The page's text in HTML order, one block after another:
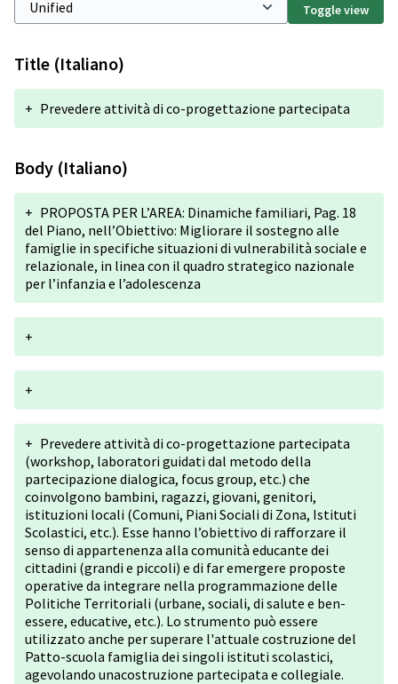
Toggle view
Title (Italiano)
+ Prevedere attività di co-progettazione partecipata
Body (Italiano)
+ PROPOSTA PER L’AREA: Dinamiche familiari, Pag. 18
del Piano, nell’Obiettivo: Migliorare il sostegno alle
famiglie in specifiche situazioni di vulnerabilità sociale e
relazionale, in linea con il quadro strategico nazionale
per l’infanzia e l’adolescenza
+
+
+ Prevedere attività di co-progettazione partecipata
(workshop, laboratori guidati dal metodo della
partecipazione dialogica, focus group, etc.) che
coinvolgono bambini, ragazzi, giovani, genitori,
istituzioni locali (Comuni, Piani Sociali di Zona, Istituti
Scolastici, etc.). Esse hanno l’obiettivo di rafforzare il
senso di appartenenza alla comunità educante dei
cittadini (grandi e piccoli) e di far emergere proposte
operative da integrare nella programmazione delle
Politiche Territoriali (urbane, sociali, di salute e ben-
essere, educative, etc.). Lo strumento può essere
utilizzato anche per superare l'attuale costruzione del
Patto-scuola famiglia dei singoli istituti scolastici,
agevolando unacostruzione partecipata e collegiale.